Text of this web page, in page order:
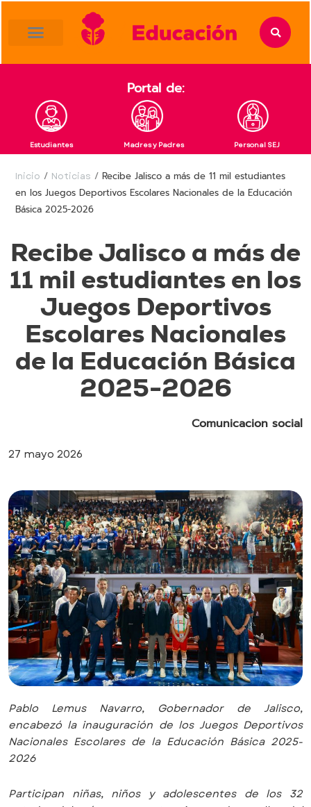
Portal de:
Estudiantes Madres y Padres Personal SEJ
Inicio / Noticias / Recibe Jalisco a más de 11 mil estudiantes
en los Juegos Deportivos Escolares Nacionales de la Educación
Básica 2025-2026
Recibe Jalisco a más de
11 mil estudiantes en los
Juegos Deportivos
Escolares Nacionales
de la Educación Básica
2025-2026
Comunicacion social
27 mayo 2026
Pablo Lemus Navarro, Gobernador de Jalisco,
encabezó la inauguración de los Juegos Deportivos
Nacionales Escolares de la Educación Básica 2025-
2026
Participan niñas, niños y adolescentes de los 32